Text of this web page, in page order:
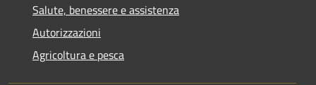
Salute, benessere e assistenza
Autorizzazioni
Agricoltura e pesca